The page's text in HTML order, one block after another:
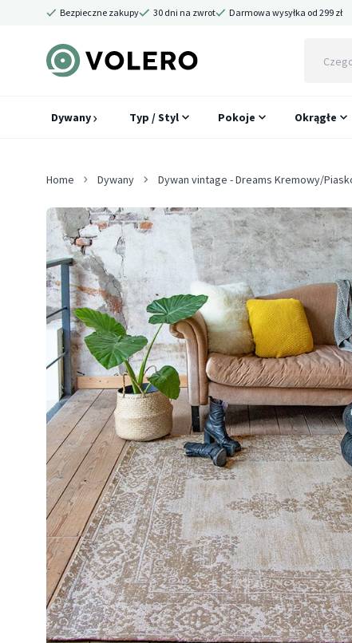
Bezpieczne zakupy 30 dni na zwrot Darmowa wysyłka od 299 zł
Dywany Typ / Styl Pokoje Okrągłe
Home Dywany Dywan vintage - Dreams Kremowy/